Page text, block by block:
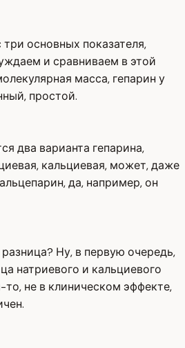
основных показателя,
и сравниваем в этой
масса, гепарин у
простой.
два варианта гепарина,
кальциевая, может, даже
да, например, он
Ну, в первую очередь,
натриевого и кальциевого
не в клиническом эффекте,